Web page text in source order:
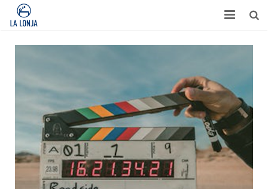
HABITACIONES
TURISMO
OPINIONES
BLOG
APARTAMENTOS